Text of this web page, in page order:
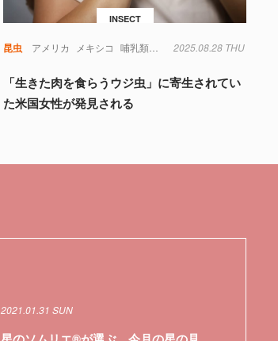
INSECT
昆虫 アメリカ メキシコ 哺乳類 寄生虫 虫
2025.08.28 THU
「生きた肉を食らうウジ虫」に寄生されてい
た米国女性が発見される
2021.01.31 SUN